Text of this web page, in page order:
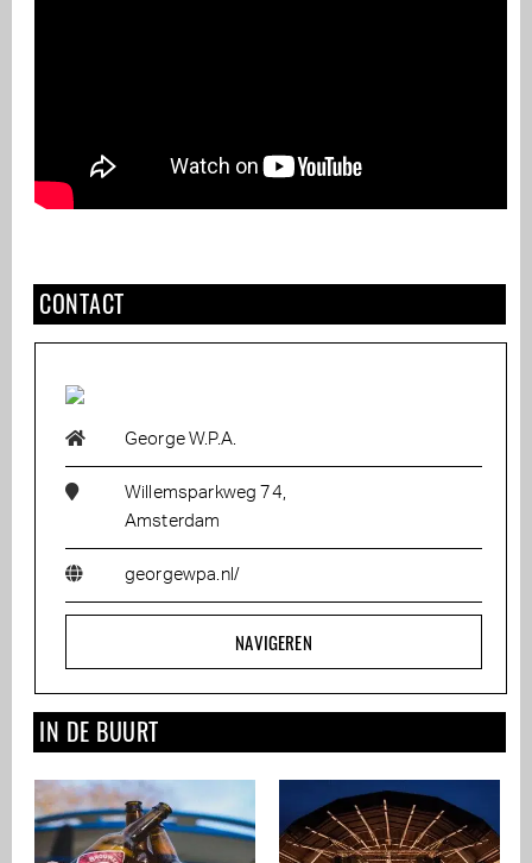
CONTACT
George W.P.A.
Willemsparkweg 74,
Amsterdam
georgewpa.nl/
NAVIGEREN
IN DE BUURT